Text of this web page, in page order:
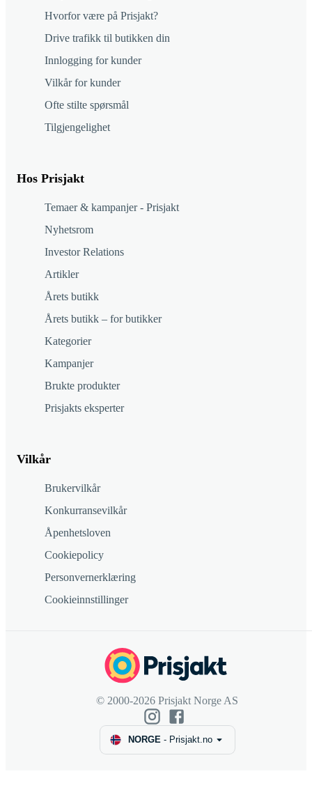
Hvorfor være på Prisjakt?
Drive trafikk til butikken din
Innlogging for kunder
Vilkår for kunder
Ofte stilte spørsmål
Tilgjengelighet
Hos Prisjakt
Temaer & kampanjer - Prisjakt
Nyhetsrom
Investor Relations
Artikler
Årets butikk
Årets butikk – for butikker
Kategorier
Kampanjer
Brukte produkter
Prisjakts eksperter
Vilkår
Brukervilkår
Konkurransevilkår
Åpenhetsloven
Cookiepolicy
Personvernerklæring
Cookieinnstillinger
© 2000-2026 Prisjakt Norge AS
NORGE- Prisjakt.no